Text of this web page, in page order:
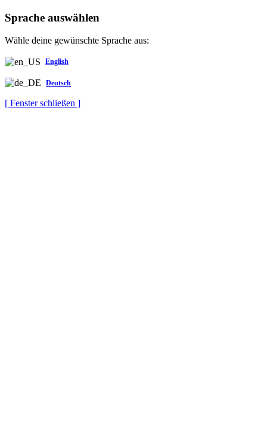
Sprache auswählen
Wähle deine gewünschte Sprache aus:
English
Deutsch
[ Fenster schließen ]